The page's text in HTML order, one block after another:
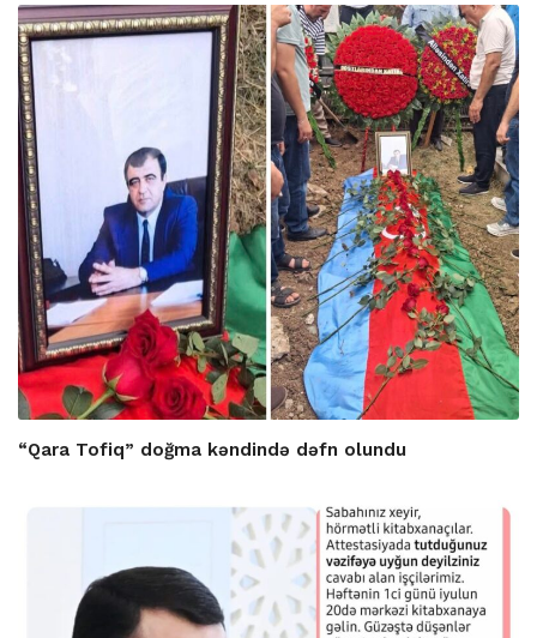
“Qara Tofiq” doğma kəndində dəfn olundu